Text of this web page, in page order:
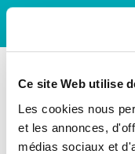
Ce site Web utilise
Les cookies nous
et les annonces,
médias sociaux et